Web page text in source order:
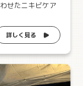
せたニキビケア
詳しく見る